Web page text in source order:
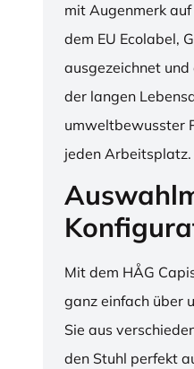
mit Augenmerk
dem EU Ecolabel,
ausgezeichnet
der langen
umweltbewusster
jeden Arbeitsplatz.
Mit dem HÅG
ganz einfach über
Sie aus
den Stuhl perfekt